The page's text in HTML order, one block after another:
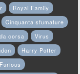
Royal Family
Cinquanta sfumature
corsa
Virus
Harry Potter